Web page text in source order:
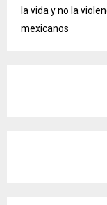
la vida y no la
mexicanos